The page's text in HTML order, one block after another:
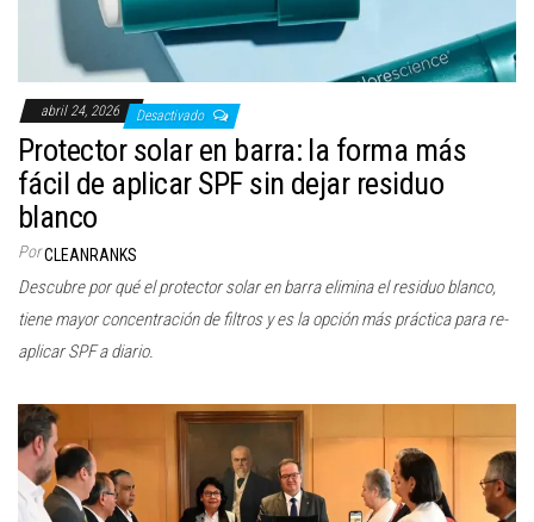
abril 24, 2026 Desactivado
Protector solar en barra: la forma más
fácil de aplicar SPF sin dejar residuo
blanco
PorCLEANRANKS
Descubre por qué el protector solar en barra elimina el residuo blanco,
tiene mayor concentración de filtros y es la opción más práctica para re-
aplicar SPF a diario.